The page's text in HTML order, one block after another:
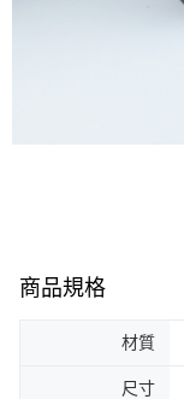
商品規格
材質
尺寸